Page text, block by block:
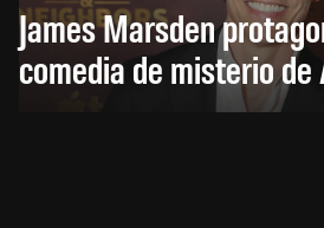
James Marsden
comedia de misterio de